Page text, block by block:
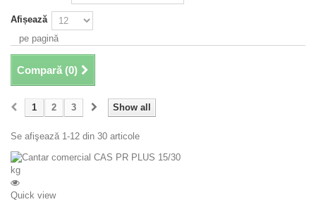
Afișează
pe pagină
Compară (0)
Show all
1 2 3
Se afişează 1-12 din 30 articole
Quick view